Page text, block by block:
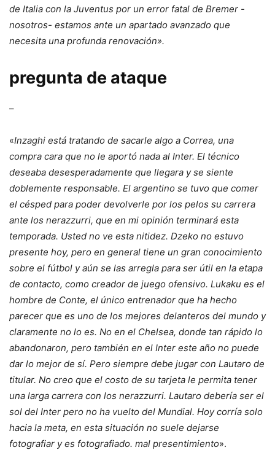
de Italia con la Juventus por un error fatal de Bremer -
nosotros- estamos ante un apartado avanzado que
necesita una profunda renovación».
pregunta de ataque
–
«Inzaghi está tratando de sacarle algo a Correa, una
compra cara que no le aportó nada al Inter. El técnico
deseaba desesperadamente que llegara y se siente
doblemente responsable. El argentino se tuvo que comer
el césped para poder devolverle por los pelos su carrera
ante los nerazzurri, que en mi opinión terminará esta
temporada. Usted no ve esta nitidez. Dzeko no estuvo
presente hoy, pero en general tiene un gran conocimiento
sobre el fútbol y aún se las arregla para ser útil en la etapa
de contacto, como creador de juego ofensivo. Lukaku es el
hombre de Conte, el único entrenador que ha hecho
parecer que es uno de los mejores delanteros del mundo y
claramente no lo es. No en el Chelsea, donde tan rápido lo
abandonaron, pero también en el Inter este año no puede
dar lo mejor de sí. Pero siempre debe jugar con Lautaro de
titular. No creo que el costo de su tarjeta le permita tener
una larga carrera con los nerazzurri. Lautaro debería ser el
sol del Inter pero no ha vuelto del Mundial. Hoy corría solo
hacia la meta, en esta situación no suele dejarse
fotografiar y es fotografiado. mal presentimiento».